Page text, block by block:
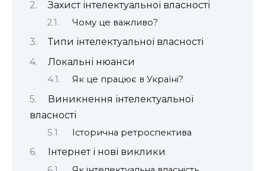
Захист інтелектуальної власності
Чому це важливо?
Типи інтелектуальної власності
Локальні нюанси
Як це працює в Україні?
Виникнення інтелектуальної
власності
Історична ретроспектива
Інтернет і нові виклики